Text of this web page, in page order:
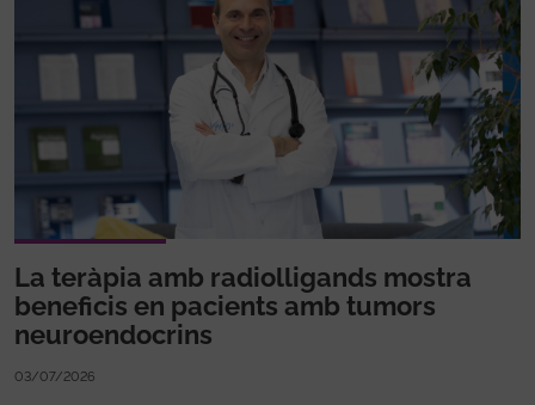
La teràpia amb radiolligands mostra
beneficis en pacients amb tumors
neuroendocrins
03/07/2026